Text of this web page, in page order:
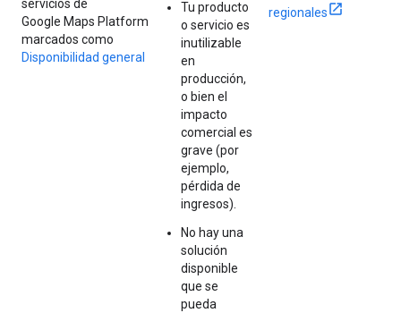
servicios de
Google Maps Platform
marcados como
Disponibilidad general
Tu producto
o servicio es
inutilizable
en
producción,
o bien el
impacto
comercial es
grave (por
ejemplo,
pérdida de
ingresos).
No hay una
solución
disponible
que se
pueda
regionales